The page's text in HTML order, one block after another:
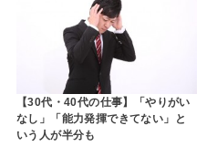
【30代・40代の仕事】「やりがい
なし」「能力発揮できてない」と
いう人が半分も